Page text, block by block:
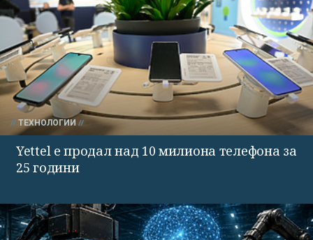
ТЕХНОЛОГИИ
Yettel е продал над 10 милиона телефона за
25 години